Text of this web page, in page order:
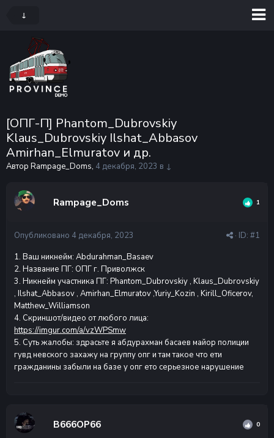
↓
[ОПГ-П] Phantom_Dubrovskiy
Klaus_Dubrovskiy Ilshat_Abbasov
Amirhan_Elmuratov и др.
Автор Rampage_Doms, 4 декабря, 2023 в ↓
Rampage_Doms 1
· ID: #1
Опубликовано 4 декабря, 2023
1. Ваш никнейм: Abdurahman_Basaev
2. Название ПГ: ОПГ г. Приволжск
3. Никнейм участника ПГ: Phantom_Dubrovskiy , Klaus_Dubrovskiy
, Ilshat_Abbasov , Amirhan_Elmuratov ,Yuriy_Kozin , Kirill_Oficerov,
Matthew_Williamson
4. Скриншот/видео от любого лица:
https://imgur.com/a/vzWPSmw
5. Суть жалобы: здрасьте я абдурахман басаев майор полиции
гувд невского захажу на группу опг и там такое что ети
гражданины забыли на базе у опг ето серьезное нарушение
В666ОР66 0